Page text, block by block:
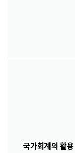
국가회계의 활용